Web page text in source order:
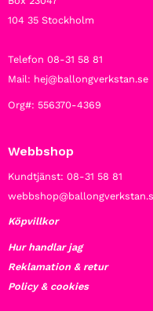
104 35 Stockholm
Telefon 08-31 58 81
Mail: hej@ballongverkstan.se
Org#: 556370-4369
Webbshop
Kundtjänst: 08-31 58 81
Köpvillkor
Hur handlar jag
Reklamation & retur
Policy & cookies